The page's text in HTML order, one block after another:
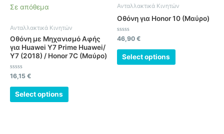
Σε απόθεμα
Ανταλλακτικά Κινητών
Οθόνη με Μηχανισμό Αφής
για Huawei Y7 Prime Huawei/
Y7 (2018) / Honor 7C (Μαύρο)
Βαθμολογήθηκε
0
από
16,15 €
Select options
Ανταλλακτικά Κινητών
Οθόνη για Honor 10 (Μαύρο)
Βαθμολογήθηκε
0
από
46,90 €
Select options